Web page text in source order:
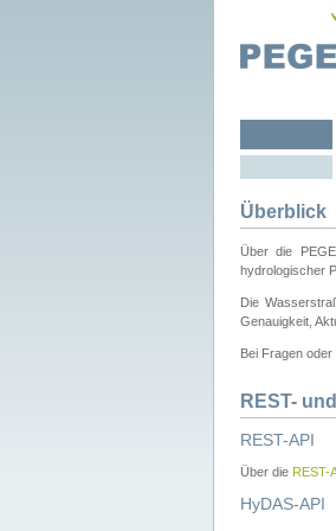
Überblick
Über die
hydrologischer
Die
Genauigkeit,
Bei Fragen
REST-
REST-API
Über die REST-
HyDAS-API